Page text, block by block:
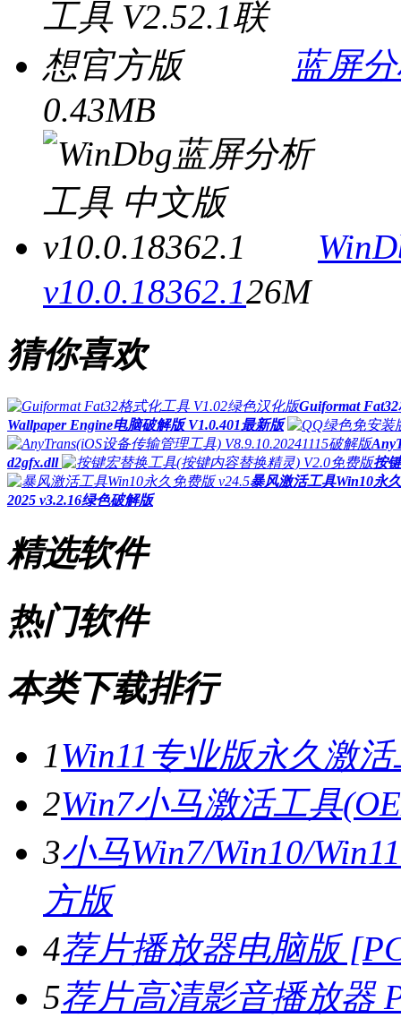
蓝屏
0.43MB
v10.0.18362.126M
猜你喜欢
Guiformat
Wallpaper Engine电脑破解版 V1.0.401最新版
d2gfx.dll
按
暴风激活工具Win10永
2025 v3.2.16绿色破解版
精选软件
热门软件
本类下载排行
1Win11专业版永久激
2Win7小马激活工具
3小马Win7/Win10/
方版
4荐片播放器电脑版
5荐片高清影音播放器